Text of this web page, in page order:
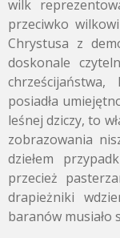
wilk
przeciwko
Chrystusa z
doskonale
chrześcijaństwa,
posiadła
leśnej dziczy, to
zobrazowania
dziełem
przecież
drapieżniki
baranów musiało